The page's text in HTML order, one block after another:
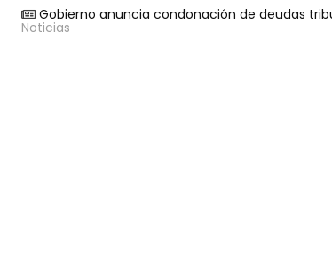
Gobierno anuncia condonación de deudas
Noticias